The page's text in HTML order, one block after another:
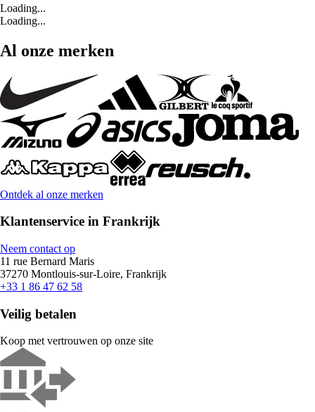
Loading...
Loading...
Al onze merken
Ontdek al onze merken
Klantenservice in Frankrijk
Neem contact op
11 rue Bernard Maris
37270 Montlouis-sur-Loire, Frankrijk
+33 1 86 47 62 58
Veilig betalen
Koop met vertrouwen op onze site